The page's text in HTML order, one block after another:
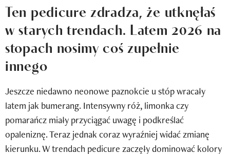
Newsy
Newsletter
Wizaz Summer Influ School
Mój profil / Zarejestruj się
Ten pedicure zdradza, że utknęłaś
w starych trendach. Latem 2026 na
stopach nosimy coś zupełnie
innego
Jeszcze niedawno neonowe paznokcie u stóp wracały
latem jak bumerang. Intensywny róż, limonka czy
pomarańcz miały przyciągać uwagę i podkreślać
opaleniznę. Teraz jednak coraz wyraźniej widać zmianę
kierunku. W trendach pedicure zaczęły dominować kolory